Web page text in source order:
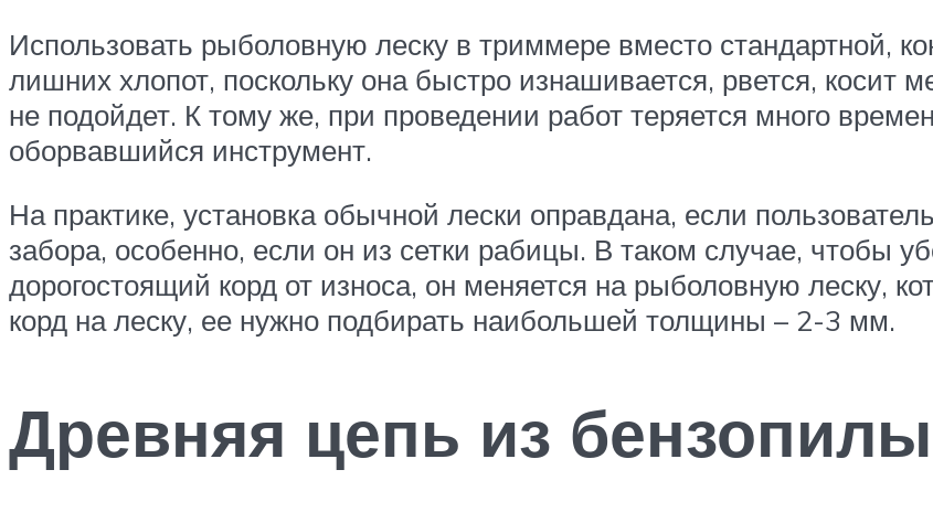
Использовать рыболовную леску в триммере вместо стандартной,
лишних хлопот, поскольку она быстро изнашивается, рвется, косит
не подойдет. К тому же, при проведении работ теряется много
оборвавшийся инструмент.
На практике, установка обычной лески оправдана, если
забора, особенно, если он из сетки рабицы. В таком случае, чтобы
дорогостоящий корд от износа, он меняется на рыболовную леску,
корд на леску, ее нужно подбирать наибольшей толщины – 2-3 мм.
Древняя цепь из